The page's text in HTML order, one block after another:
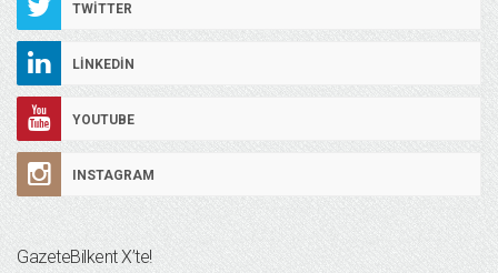
TWITTER
LINKEDIN
YOUTUBE
INSTAGRAM
GazeteBilkent X’te!